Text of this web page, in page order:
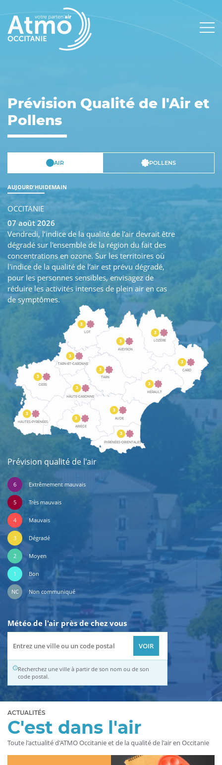
Prévision Qualité de l'Air et
Pollens
AIR POLLENS
AUJOURD'HUIDEMAIN
OCCITANIE
07 août 2026
Vendredi, l’indice de la qualité de l’air devrait être
dégradé sur l'ensemble de la région du fait des
concentrations en ozone. Sur les territoires où
l'indice de la qualité de l’air est prévu dégradé,
pour les personnes sensibles, envisagez de
réduire les activités intenses de plein air en cas
de symptômes.
3
TARN
3
GARD
3
LOZÈRE
3
HÉRAULT
3
AUDE
3
HAUTE-GARONNE
3
PYRÉNÉES-ORIENTALES
3
ARIÈGE
3
HAUTES-PYRÉNÉES
3
GERS
3
AVEYRON
3
TARN-ET-GARONNE
3
LOT
Prévision qualité de l'air
6 Extrêmement mauvais
5 Très mauvais
4 Mauvais
3 Dégradé
2 Moyen
1 Bon
NC Non communiqué
Météo de l'air près de chez vous
Recherchez une ville à partir de son nom ou de son
code postal.
ACTUALITÉS
C'est dans l'air
Toute l'actualité d'ATMO Occitanie et de la qualité de l'air en Occitanie
Panneau de gestion des cookies